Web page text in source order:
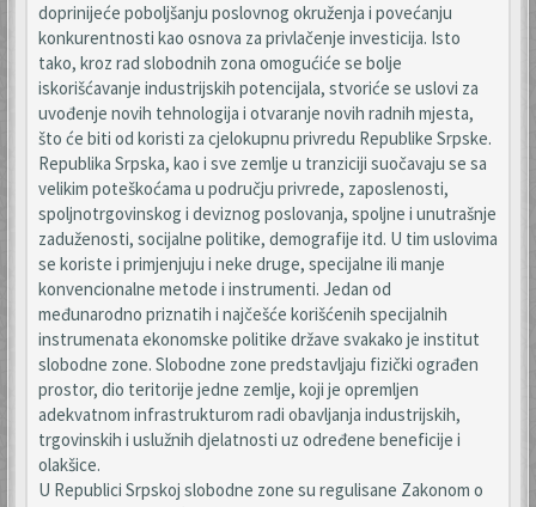
doprinijeće poboljšanju poslovnog okruženja i povećanju
konkurentnosti kao osnova za privlačenje investicija. Isto
tako, kroz rad slobodnih zona omogućiće se bolje
iskorišćavanje industrijskih potencijala, stvoriće se uslovi za
uvođenje novih tehnologija i otvaranje novih radnih mjesta,
što će biti od koristi za cjelokupnu privredu Republike Srpske.
Republika Srpska, kao i sve zemlje u tranziciji suočavaju se sa
velikim poteškoćama u području privrede, zaposlenosti,
spoljnotrgovinskog i deviznog poslovanja, spoljne i unutrašnje
zaduženosti, socijalne politike, demografije itd. U tim uslovima
se koriste i primjenjuju i neke druge, specijalne ili manje
konvencionalne metode i instrumenti. Jedan od
međunarodno priznatih i najčešće korišćenih specijalnih
instrumenata ekonomske politike države svakako je institut
slobodne zone. Slobodne zone predstavljaju fizički ograđen
prostor, dio teritorije jedne zemlje, koji je opremljen
adekvatnom infrastrukturom radi obavljanja industrijskih,
trgovinskih i uslužnih djelatnosti uz određene beneficije i
olakšice.
U Republici Srpskoj slobodne zone su regulisane Zakonom o